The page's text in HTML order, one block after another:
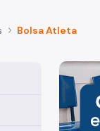
Bolsa Atleta